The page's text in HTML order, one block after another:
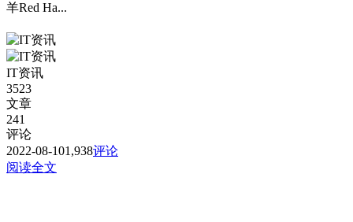
羊Red Ha...
IT资讯
3523
文章
241
评论
2022-08-101,938评论
阅读全文